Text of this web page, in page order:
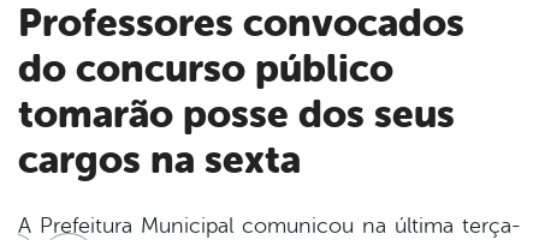
Professores convocados
do concurso público
tomarão posse dos seus
cargos na sexta
A Prefeitura Municipal comunicou na última terça-